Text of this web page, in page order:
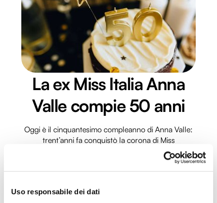
Uso responsabile dei dati
La ex Miss Italia Anna
Valle compie 50 anni
Oggi è il cinquantesimo compleanno di Anna Valle:
trent’anni fa conquistò la corona di Miss